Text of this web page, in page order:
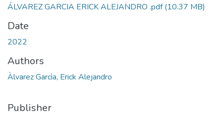
ÁLVAREZ GARCIA ERICK ALEJANDRO .pdf(10.37 MB)
Date
2022
Authors
Àlvarez Garcìa, Erick Alejandro
Publisher